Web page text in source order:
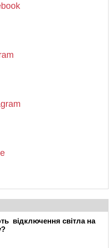
відключення світла на